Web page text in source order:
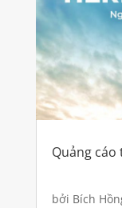
Quảng
bởi Bích